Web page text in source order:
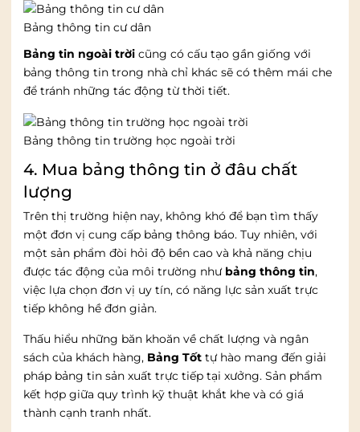
Bảng thông tin cư dân
Bảng tin ngoài trời cũng có cấu tạo gần giống với
bảng thông tin trong nhà chỉ khác sẽ có thêm mái che
để tránh những tác động từ thời tiết.
Bảng thông tin trường học ngoài trời
4. Mua bảng thông tin ở đâu chất
lượng
Trên thị trường hiện nay, không khó để bạn tìm thấy
một đơn vị cung cấp bảng thông báo. Tuy nhiên, với
một sản phẩm đòi hỏi độ bền cao và khả năng chịu
được tác động của môi trường như bảng thông tin,
việc lựa chọn đơn vị uy tín, có năng lực sản xuất trực
tiếp không hề đơn giản.
Thấu hiểu những băn khoăn về chất lượng và ngân
sách của khách hàng, Bảng Tốt tự hào mang đến giải
pháp bảng tin sản xuất trực tiếp tại xưởng. Sản phẩm
kết hợp giữa quy trình kỹ thuật khắt khe và có giá
thành cạnh tranh nhất.